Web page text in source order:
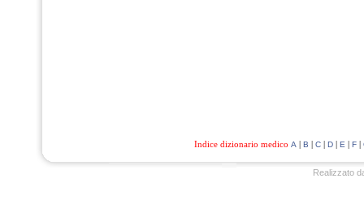
Indice dizionario medico A | B | C| D| E | F|
Realizzato